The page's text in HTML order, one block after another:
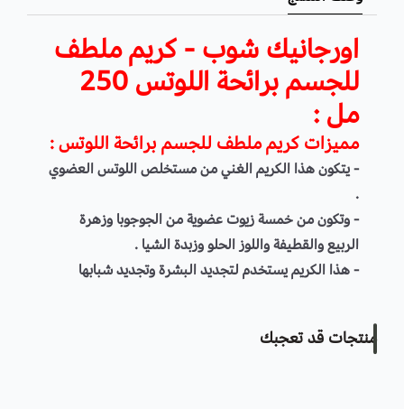
اورجانيك شوب - كريم ملطف
للجسم برائحة اللوتس 250
مل :
مميزات كريم ملطف للجسم برائحة اللوتس :
- يتكون هذا الكريم الغني من مستخلص اللوتس العضوي
.
- وتكون من خمسة زيوت عضوية من الجوجوبا وزهرة
الربيع والقطيفة واللوز الحلو وزبدة الشيا .
- هذا الكريم يستخدم لتجديد البشرة وتجديد شبابها
طريقة الاستخدام :
منتجات قد تعجبك